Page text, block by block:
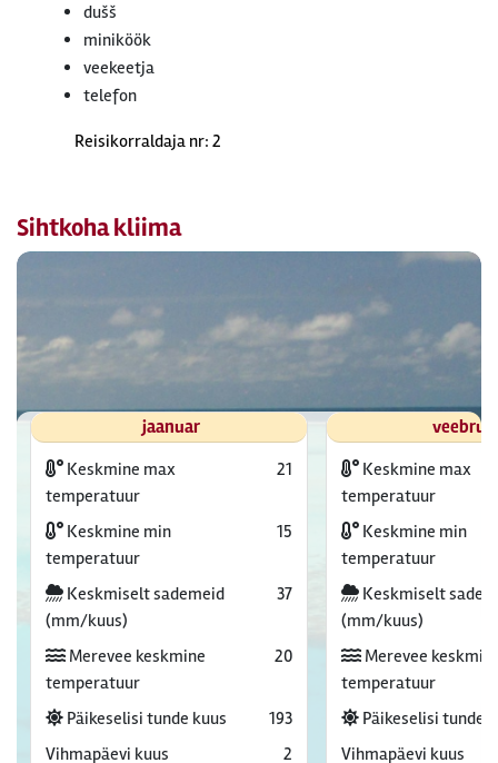
dušš
miniköök
veekeetja
telefon
Reisikorraldaja nr: 2
Sihtkoha kliima
jaanuar
Keskmine max
temperatuur
21
Keskmine min
temperatuur
15
Keskmiselt sademeid
(mm/kuus)
37
Merevee keskmine
temperatuur
20
Päikeselisi tunde kuus
193
Vihmapäevi kuus
2
Keskmine max
temperatuur
Keskmine min
temperatuur
Keskmiselt
(mm/kuus)
Merevee
temperatuur
Päikeselisi tunde
Vihmapäevi kuus